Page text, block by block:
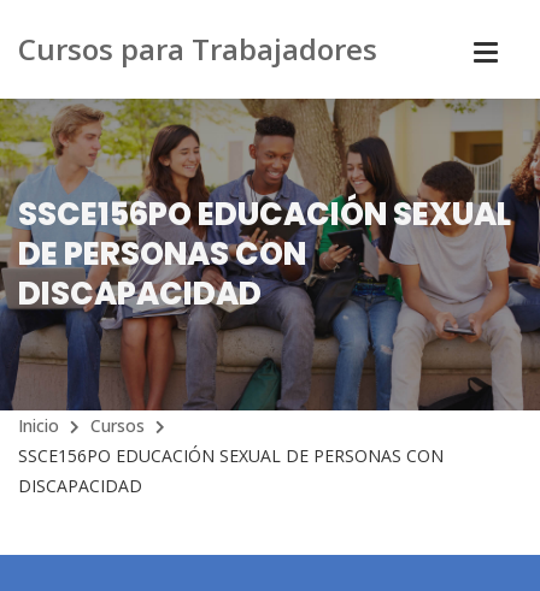
Cursos para Trabajadores
SSCE156PO EDUCACIÓN SEXUAL
DE PERSONAS CON
DISCAPACIDAD
Inicio
Cursos
SSCE156PO EDUCACIÓN SEXUAL DE PERSONAS CON
DISCAPACIDAD